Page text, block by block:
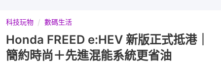
科技玩物 數碼生活
Honda FREED e:HEV 新版正式抵港｜
簡約時尚＋先進混能系統更省油